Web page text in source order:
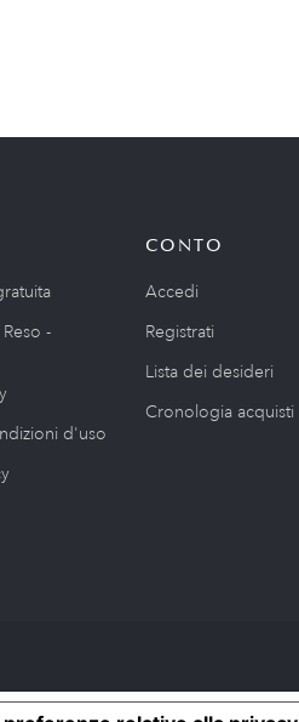
-
d'uso
CONTO
Accedi
Registrati
Lista dei desideri
Cronologia acquisti